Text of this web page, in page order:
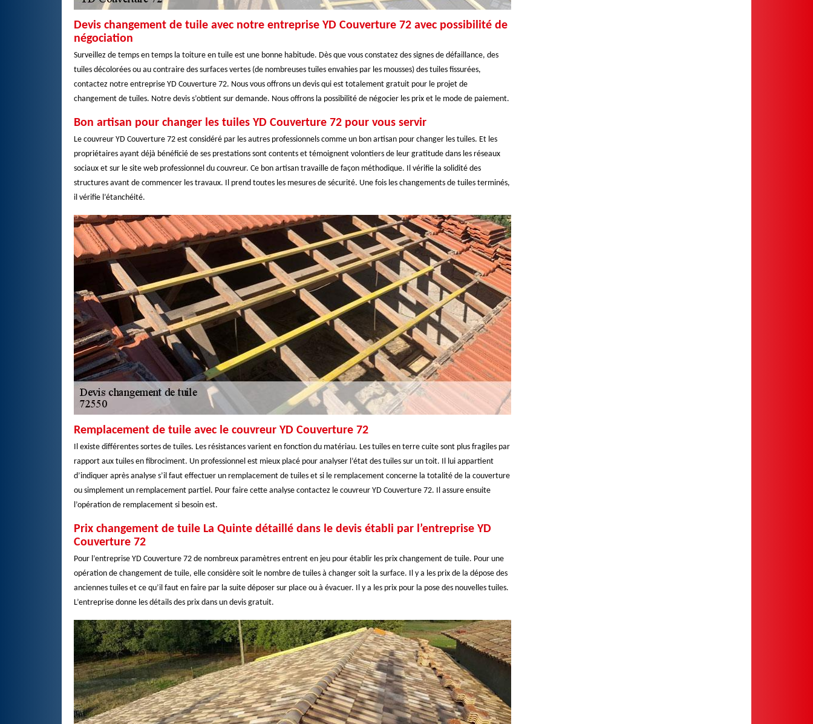
Devis changement de tuile avec notre entreprise YD Couverture 72 avec possibilité de
négociation
Surveillez de temps en temps la toiture en tuile est une bonne habitude. Dès que vous constatez des signes de défaillance, des
tuiles décolorées ou au contraire des surfaces vertes (de nombreuses tuiles envahies par les mousses) des tuiles fissurées,
contactez notre entreprise YD Couverture 72. Nous vous offrons un devis qui est totalement gratuit pour le projet de
changement de tuiles. Notre devis s’obtient sur demande. Nous offrons la possibilité de négocier les prix et le mode de paiement.
Bon artisan pour changer les tuiles YD Couverture 72 pour vous servir
Le couvreur YD Couverture 72 est considéré par les autres professionnels comme un bon artisan pour changer les tuiles. Et les
propriétaires ayant déjà bénéficié de ses prestations sont contents et témoignent volontiers de leur gratitude dans les réseaux
sociaux et sur le site web professionnel du couvreur. Ce bon artisan travaille de façon méthodique. Il vérifie la solidité des
structures avant de commencer les travaux. Il prend toutes les mesures de sécurité. Une fois les changements de tuiles terminés,
il vérifie l’étanchéité.
Remplacement de tuile avec le couvreur YD Couverture 72
Il existe différentes sortes de tuiles. Les résistances varient en fonction du matériau. Les tuiles en terre cuite sont plus fragiles par
rapport aux tuiles en fibrociment. Un professionnel est mieux placé pour analyser l’état des tuiles sur un toit. Il lui appartient
d’indiquer après analyse s’il faut effectuer un remplacement de tuiles et si le remplacement concerne la totalité de la couverture
ou simplement un remplacement partiel. Pour faire cette analyse contactez le couvreur YD Couverture 72. Il assure ensuite
l’opération de remplacement si besoin est.
Prix changement de tuile La Quinte détaillé dans le devis établi par l’entreprise YD
Couverture 72
Pour l’entreprise YD Couverture 72 de nombreux paramètres entrent en jeu pour établir les prix changement de tuile. Pour une
opération de changement de tuile, elle considère soit le nombre de tuiles à changer soit la surface. Il y a les prix de la dépose des
anciennes tuiles et ce qu’il faut en faire par la suite déposer sur place ou à évacuer. Il y a les prix pour la pose des nouvelles tuiles.
L’entreprise donne les détails des prix dans un devis gratuit.